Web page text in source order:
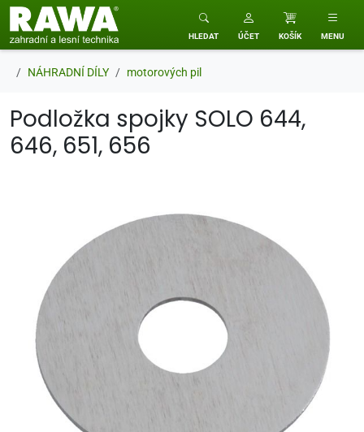
RAWA zahradní a lesní technika
HLEDAT ÚČET KOŠÍK MENU
NÁHRADNÍ DÍLY motorových pil
Podložka spojky SOLO 644,
646, 651, 656